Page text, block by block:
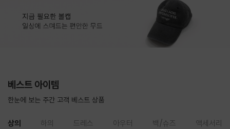
베스트 아이템
한눈에 보는 주간 고객 베스트 상품
상의 하의 드레스 아우터 백/슈즈 액세서리